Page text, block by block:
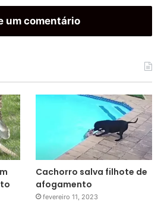
um comentário
Cachorro salva filhote de
afogamento
fevereiro 11, 2023